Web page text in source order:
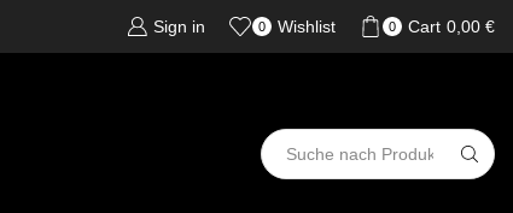
Sign in 0 Wishlist 0 Cart 0,00 €